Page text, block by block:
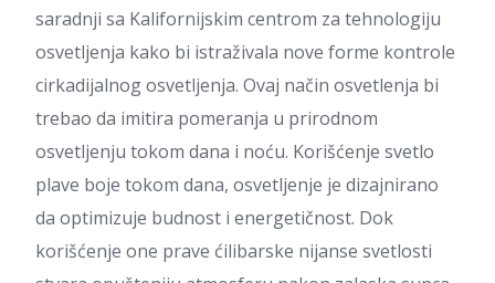
saradnji sa Kalifornijskim centrom za tehnologiju
osvetljenja kako bi istraživala nove forme kontrole
cirkadijalnog osvetljenja. Ovaj način osvetlenja bi
trebao da imitira pomeranja u prirodnom
osvetljenju tokom dana i noću. Korišćenje svetlo
plave boje tokom dana, osvetljenje je dizajnirano
da optimizuje budnost i energetičnost. Dok
korišćenje one prave ćilibarske nijanse svetlosti